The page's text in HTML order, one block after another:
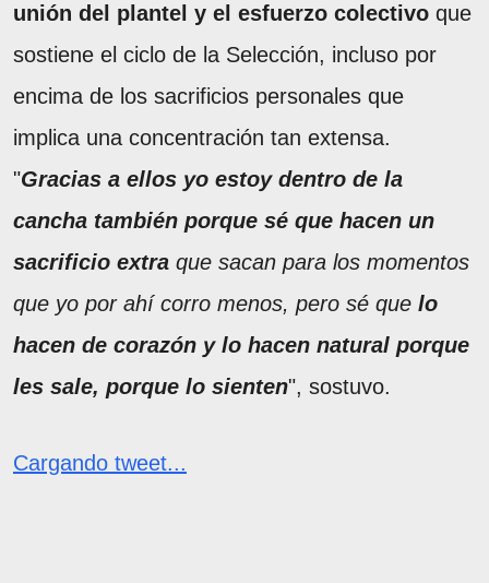
unión del plantel y el esfuerzo colectivo que
sostiene el ciclo de la Selección, incluso por
encima de los sacrificios personales que
implica una concentración tan extensa.
"Gracias a ellos yo estoy dentro de la
cancha también porque sé que hacen un
sacrificio extra que sacan para los momentos
que yo por ahí corro menos, pero sé que lo
hacen de corazón y lo hacen natural porque
les sale, porque lo sienten", sostuvo.
Cargando tweet...